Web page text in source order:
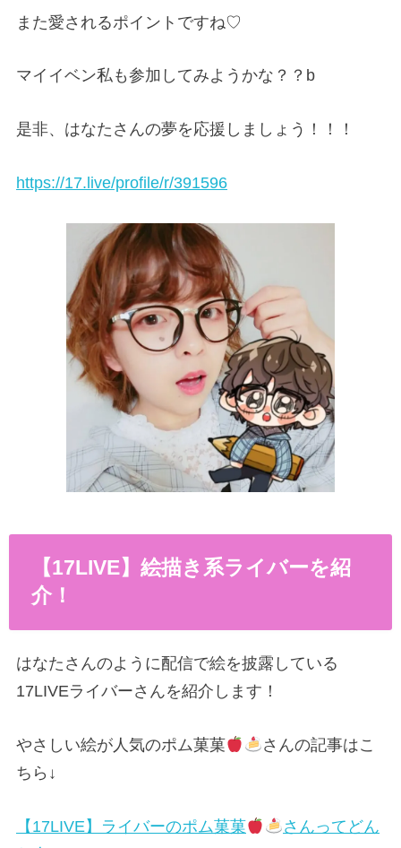
また愛されるポイントですね♡
マイイベン私も参加してみようかな？？b
是非、はなたさんの夢を応援しましょう！！！
https://17.live/profile/r/391596
【17LIVE】絵描き系ライバーを紹
介！
はなたさんのように配信で絵を披露している
17LIVEライバーさんを紹介します！
やさしい絵が人気のポム菓菓
さんの記事はこ
ちら↓
【17LIVE】ライバーのポム菓菓
さんってどん